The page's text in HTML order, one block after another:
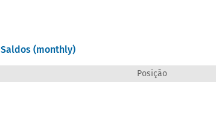
Saldos (monthly)
Posição